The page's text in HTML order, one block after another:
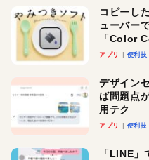
コピーし
ューバー
「Color
アプリ 便利技
デザイン
ば問題点
用テク
アプリ 便利技
「LINE